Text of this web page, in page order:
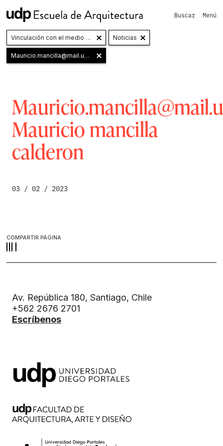
Buscar Menú
Vinculación con el medio y Extensión Noticias
Mauricio.mancilla@mail.udp.cl Mauricio mancilla calderon
Mauricio mancilla
calderon
03 / 02 / 2023
COMPARTIR PÁGINA
Av. República 180, Santiago, Chile
+562 2676 2701
Escríbenos